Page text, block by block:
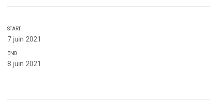
START
7 juin 2021
END
8 juin 2021